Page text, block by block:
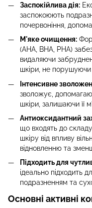
Заспокійлива дія:
заспокоюють
почервоніння,
М'яке очищення:
(AHA, BHA, PHA)
видаляючи
шкіри, не порушуючи
Інтенсивне
зволожує,
шкіри, залишаючи її
Антиоксидантний
що входять до
шкіру від впливу
відновленню та
Підходить для
ідеально підходить
подразненням та
Основні активні